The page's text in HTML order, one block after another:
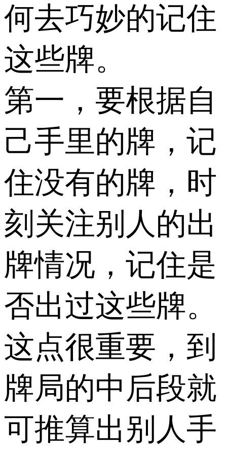
何去巧妙的记住
这些牌。
第一，要根据自
己手里的牌，记
住没有的牌，时
刻关注别人的出
牌情况，记住是
否出过这些牌。
这点很重要，到
牌局的中后段就
可推算出别人手